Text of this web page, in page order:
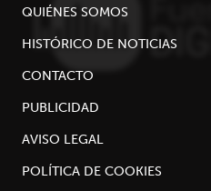
QUIÉNES SOMOS
HISTÓRICO DE NOTICIAS
CONTACTO
PUBLICIDAD
AVISO LEGAL
POLÍTICA DE COOKIES